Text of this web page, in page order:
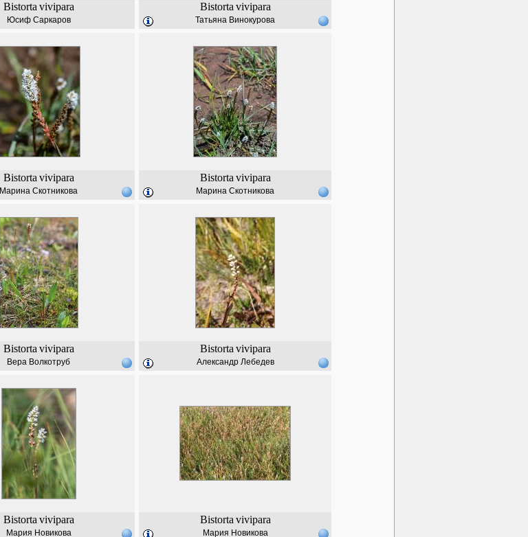
Bistorta vivipara
Юсиф Саркаров
Bistorta vivipara
Татьяна Винокурова
Bistorta vivipara
Марина Скотникова
Bistorta vivipara
Марина Скотникова
Bistorta vivipara
Вера Волкотруб
Bistorta vivipara
Александр Лебедев
Bistorta vivipara
Мария Новикова
Bistorta vivipara
Мария Новикова